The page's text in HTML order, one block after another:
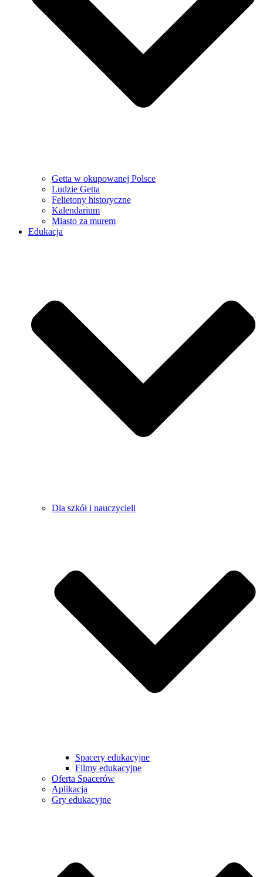
Getta w okupowanej Polsce
Ludzie Getta
Felietony historyczne
Kalendarium
Miasto za murem
Edukacja
Dla szkół i nauczycieli
Spacery edukacyjne
Filmy edukacyjne
Oferta Spacerów
Aplikacja
Gry edukacyjne